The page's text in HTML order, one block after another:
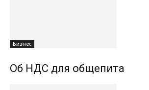
Бизнес
Об НДС для общепита